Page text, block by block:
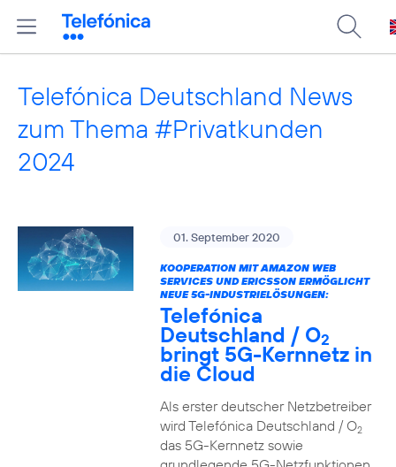
Telefónica Deutschland News
zum Thema #Privatkunden
2024
01. September 2020
KOOPERATION MIT AMAZON WEB
SERVICES UND ERICSSON ERMÖGLICHT
NEUE 5G-INDUSTRIELÖSUNGEN:
Telefónica
Deutschland / O2
bringt 5G-Kernnetz in
die Cloud
Als erster deutscher Netzbetreiber
wird Telefónica Deutschland / O2
das 5G-Kernnetz sowie